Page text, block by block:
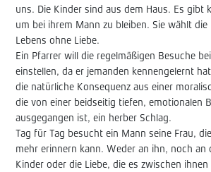
uns. Die Kinder sind aus dem Haus. Es gibt
um bei ihrem Mann zu bleiben. Sie wählt
Lebens ohne Liebe.
Ein Pfarrer will die regelmäßigen Besuche
einstellen, da er jemanden kennengelernt
die natürliche Konsequenz aus einer
die von einer beidseitig tiefen, emotionalen
ausgegangen ist, ein herber Schlag.
Tag für Tag besucht ein Mann seine Frau,
mehr erinnern kann. Weder an ihn, noch an
Kinder oder die Liebe, die es zwischen